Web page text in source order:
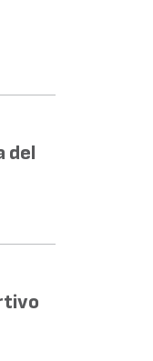
del